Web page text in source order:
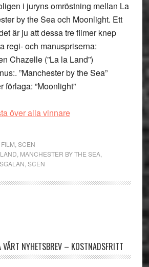
i juryns omröstning mellan La
by the Sea och Moonlight. Ett
är ju att dessa tre filmer knep
regi- och manuspriserna:
Chazelle (”La la Land”)
”Manchester by the Sea”
förlaga: ”Moonlight”
över alla vinnare
FILM SCEN
MANCHESTER BY THE SEA,
SCEN
VÅRT NYHETSBREV – KOSTNADSFRITT